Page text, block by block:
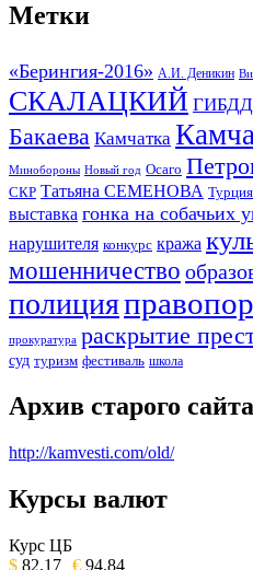
Метки
«Берингия-2016» А.И. Деникин
СКАЛАЦКИЙ ГИБДД
Бакаева Камчатка
Минобороны Новый год Осаго
СКР Татьяна СЕМЕНОВА Турция
выставка гонка на собачьих
нарушителя конкурс кража
мошенничество
полиция
прокуратура раскрытие
суд туризм фестиваль школа
Архив старого сайта
http://kamvesti.com/old/
ОБЩЕСТВЕННО-
ИЗДАНИЕ
Курсы валют
Курс ЦБ
$ 82.17 € 94.84